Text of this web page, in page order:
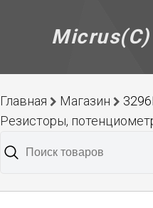
Micrus(C)
Главная Магазин
Резисторы,